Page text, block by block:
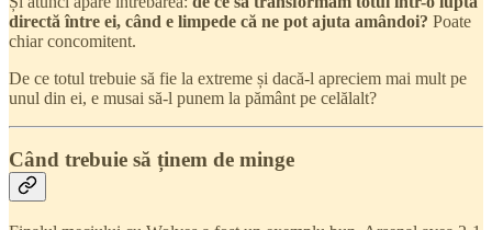
directă între ei, când e limpede că ne pot ajuta amândoi? Poate
chiar concomitent.
De ce totul trebuie să fie la extreme și dacă-l apreciem mai mult pe
unul din ei, e musai să-l punem la pământ pe celălalt?
Când trebuie să ținem de minge